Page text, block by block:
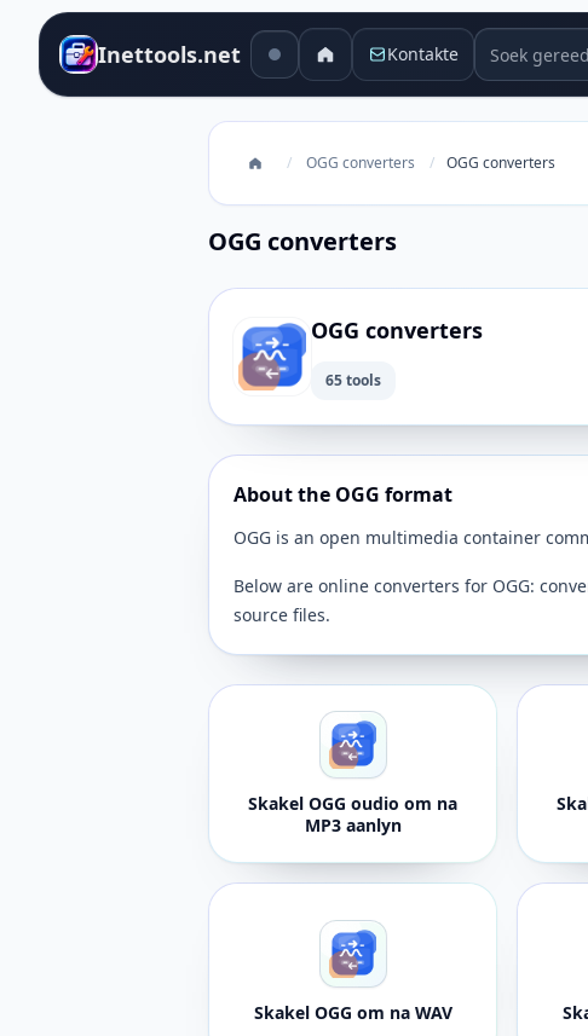
Inettools.net Kontakte Soek
/ OGG converters / OGG converters
OGG converters
OGG converters
65 tools
About the OGG format
OGG is an open multimedia container
Below are online converters for OGG:
source files.
Skakel OGG oudio om na
MP3 aanlyn
Skakel OGG om na WAV